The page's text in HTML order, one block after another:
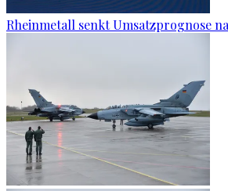
Rheinmetall senkt Umsatzprognose